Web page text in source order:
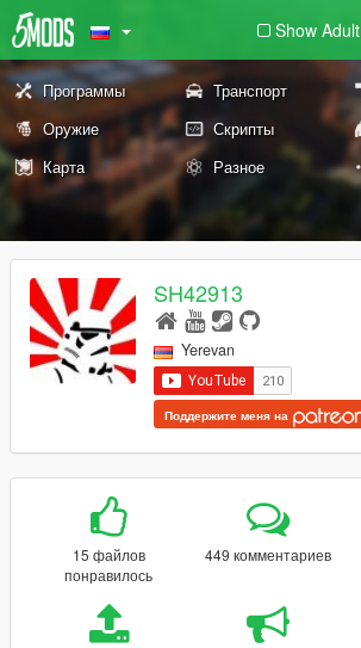
Show Adult
Программы Транспорт
Оружие
Скрипты
Карта
Разное
SH42913
Yerevan
Поддержите меня на
15 файлов
понравилось
449 комментариев